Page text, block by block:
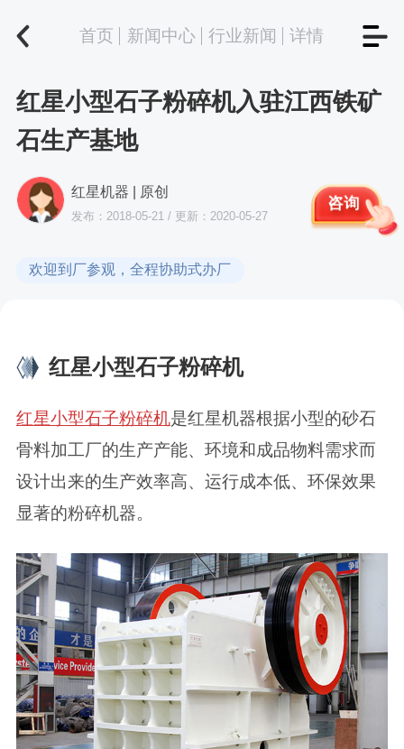
首页 新闻中心 行业新闻 详情
红星小型石子粉碎机入驻江西铁矿
石生产基地
红星机器 | 原创
发布：2018-05-21 / 更新：2020-05-27
咨询
欢迎到厂参观，全程协助式办厂
红星小型石子粉碎机
红星小型石子粉碎机是红星机器根据小型的砂石
骨料加工厂的生产产能、环境和成品物料需求而
设计出来的生产效率高、运行成本低、环保效果
显著的粉碎机器。